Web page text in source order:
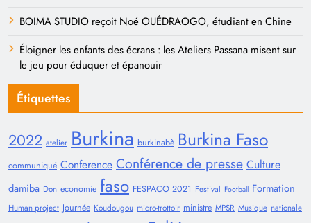
BOIMA STUDIO reçoit Noé OUÉDRAOGO, étudiant en Chine
Éloigner les enfants des écrans : les Ateliers Passana misent sur
le jeu pour éduquer et épanouir
Étiquettes
2022 atelier Burkina burkinabè Burkina Faso
communiqué Conference Conférence de presse Culture
damiba Don economie faso FESPACO 2021 Festival Football Formation
Human project Journée Koudougou micro-trottoir ministre MPSR Musique nationale